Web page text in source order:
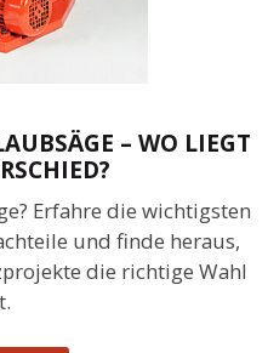
– WO LIEGT
Erfahre die wichtigsten
und finde heraus,
die richtige Wahl